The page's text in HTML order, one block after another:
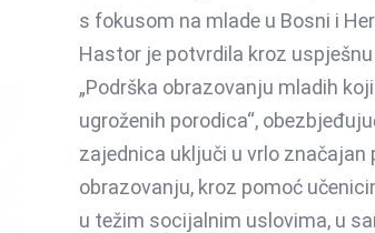
s fokusom na mlade u Bosni i
Hastor je potvrdila kroz
„Podrška obrazovanju mladih
ugroženih porodica“,
zajednica uključi u vrlo značajan
obrazovanju, kroz pomoć
u težim socijalnim uslovima, u